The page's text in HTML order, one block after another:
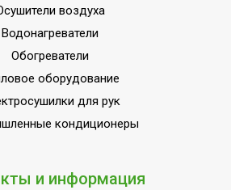
воздуха
Водонагреватели
Обогреватели
оборудование
для рук
кондиционеры
и информация